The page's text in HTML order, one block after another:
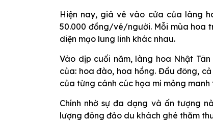
Hiện nay, giá vé vào cửa của làng
50.000 đồng/vé/người. Mỗi mùa hoa
diện mạo lung linh khác nhau.
Vào dịp cuối năm, làng hoa Nhật
của: hoa đào, hoa hồng. Đầu đông,
của từng cánh cúc họa mi mỏng manh
Chính nhờ sự đa dạng và ấn tượng
lượng đông đảo du khách ghé thăm